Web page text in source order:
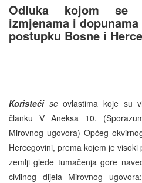
Odluka kojom se
izmjenama i
postupku Bosne i
Koristećiseovlastima koje su
članku V Aneksa 10.
Mirovnog ugovora) Općeg
Hercegovini, prema kojem je
zemlji glede tumačenja gore
civilnog dijela Mirovnog